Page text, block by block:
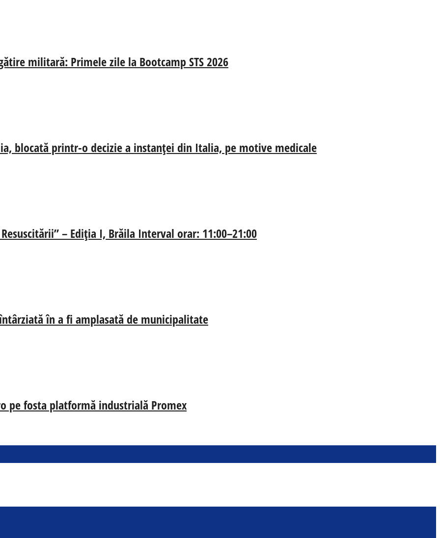
militară: Primele zile la Bootcamp STS 2026
blocată printr-o decizie a instanței din Italia, pe motive medicale
– Ediția I, Brăila Interval orar: 11:00–21:00
în a fi amplasată de municipalitate
pe fosta platformă industrială Promex